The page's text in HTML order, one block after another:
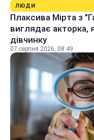
ЛЮДИ
Плаксива Мірта з
виглядає акторка,
дівчинку
07 серпня 2026, 08:49